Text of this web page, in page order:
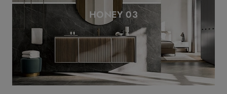
HONEY 03